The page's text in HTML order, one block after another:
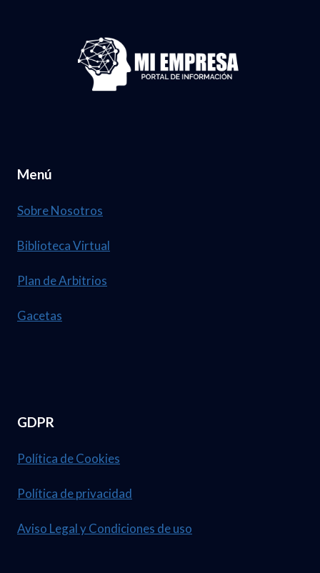
Menú
Sobre Nosotros
Biblioteca Virtual
Plan de Arbitrios
Gacetas
GDPR
Política de Cookies
Política de privacidad
Aviso Legal y Condiciones de uso